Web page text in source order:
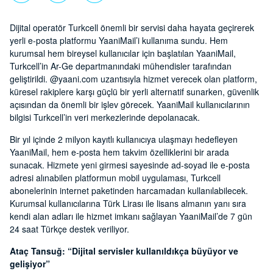
Dijital operatör Turkcell önemli bir servisi daha hayata geçirerek
yerli e-posta platformu YaaniMail’i kullanıma sundu. Hem
kurumsal hem bireysel kullanıcılar için başlatılan YaaniMail,
Turkcell’in Ar-Ge departmanındaki mühendisler tarafından
geliştirildi. @yaani.com uzantısıyla hizmet verecek olan platform,
küresel rakiplere karşı güçlü bir yerli alternatif sunarken, güvenlik
açısından da önemli bir işlev görecek. YaaniMail kullanıcılarının
bilgisi Turkcell’in veri merkezlerinde depolanacak.
Bir yıl içinde 2 milyon kayıtlı kullanıcıya ulaşmayı hedefleyen
YaaniMail, hem e-posta hem takvim özelliklerini bir arada
sunacak. Hizmete yeni girmesi sayesinde ad-soyad ile e-posta
adresi alınabilen platformun mobil uygulaması, Turkcell
abonelerinin internet paketinden harcamadan kullanılabilecek.
Kurumsal kullanıcılarına Türk Lirası ile lisans almanın yanı sıra
kendi alan adları ile hizmet imkanı sağlayan YaaniMail’de 7 gün
24 saat Türkçe destek veriliyor.
Ataç Tansuğ: “Dijital servisler kullanıldıkça büyüyor ve
gelişiyor”